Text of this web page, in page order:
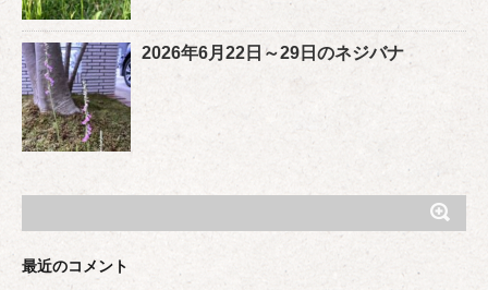
2026年6月22日～29日のネジバナ
最近のコメント